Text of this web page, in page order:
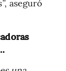
aseguró